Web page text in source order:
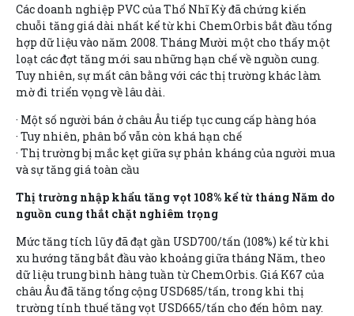
Các doanh nghiệp PVC của Thổ Nhĩ Kỳ đã chứng kiến
chuỗi tăng giá dài nhất kể từ khi ChemOrbis bắt đầu tổng
hợp dữ liệu vào năm 2008. Tháng Mười một cho thấy một
loạt các đợt tăng mới sau những hạn chế về nguồn cung.
Tuy nhiên, sự mất cân bằng với các thị trường khác làm
mờ đi triển vọng về lâu dài.
· Một số người bán ở châu Âu tiếp tục cung cấp hàng hóa
· Tuy nhiên, phân bổ vẫn còn khá hạn chế
· Thị trường bị mắc kẹt giữa sự phản kháng của người mua
và sự tăng giá toàn cầu
Thị trường nhập khẩu tăng vọt 108% kể từ tháng Năm do
nguồn cung thắt chặt nghiêm trọng
Mức tăng tích lũy đã đạt gần USD700/tấn (108%) kể từ khi
xu hướng tăng bắt đầu vào khoảng giữa tháng Năm, theo
dữ liệu trung bình hàng tuần từ ChemOrbis. Giá K67 của
châu Âu đã tăng tổng cộng USD685/tấn, trong khi thị
trường tính thuế tăng vọt USD665/tấn cho đến hôm nay.